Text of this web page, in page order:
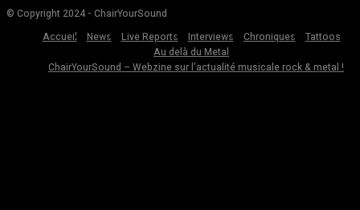
© Copyright 2024 - ChairYourSound
Accueil
News Live Reports Interviews Chroniques
Tattoos
Au delà du Metal
ChairYourSound – Webzine sur l’actualité musicale rock & metal !